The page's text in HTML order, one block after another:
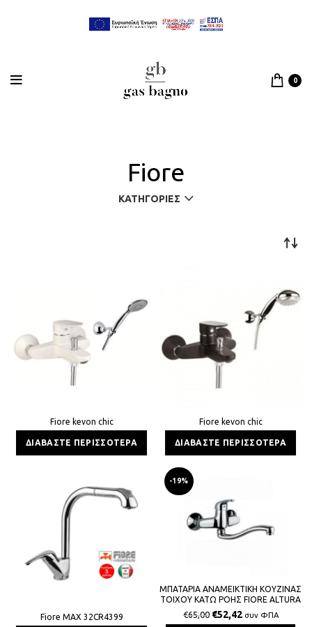
0
Fiore
ΚΑΤΗΓΟΡΊΕΣ
Fiore kevon chic
ΔΙΑΒΆΣΤΕ ΠΕΡΙΣΣΌΤΕΡΑ
Fiore kevon chic
ΔΙΑΒΆΣΤΕ ΠΕΡΙΣΣΌΤΕΡΑ
Fiore MAX 32CR4399
-19%
ΜΠΑΤΑΡΙΑ ΑΝΑΜΕΙΚΤΙΚΗ ΚΟΥΖΙΝΑΣ
ΤΟΙΧΟΥ ΚΑΤΩ ΡΟΗΣ FIORE ALTURA
MIA ITALY
€65,00 €52,42 συν ΦΠΑ